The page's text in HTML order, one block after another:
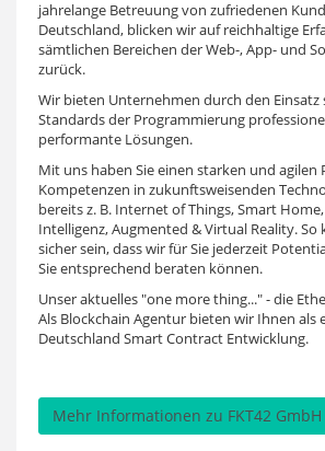
jahrelange Betreuung von zufriedenen
Deutschland, blicken wir auf reichhaltige
sämtlichen Bereichen der Web-, App- und
zurück.
Wir bieten Unternehmen durch den
Standards der Programmierung
performante Lösungen.
Mit uns haben Sie einen starken und agilen
Kompetenzen in zukunftsweisenden
bereits z. B. Internet of Things, Smart
Intelligenz, Augmented & Virtual Reality. So
sicher sein, dass wir für Sie jederzeit
Sie entsprechend beraten können.
Unser aktuelles "one more thing..." - die
Als Blockchain Agentur bieten wir Ihnen als
Deutschland Smart Contract Entwicklung.
Mehr Informationen zu FKT42